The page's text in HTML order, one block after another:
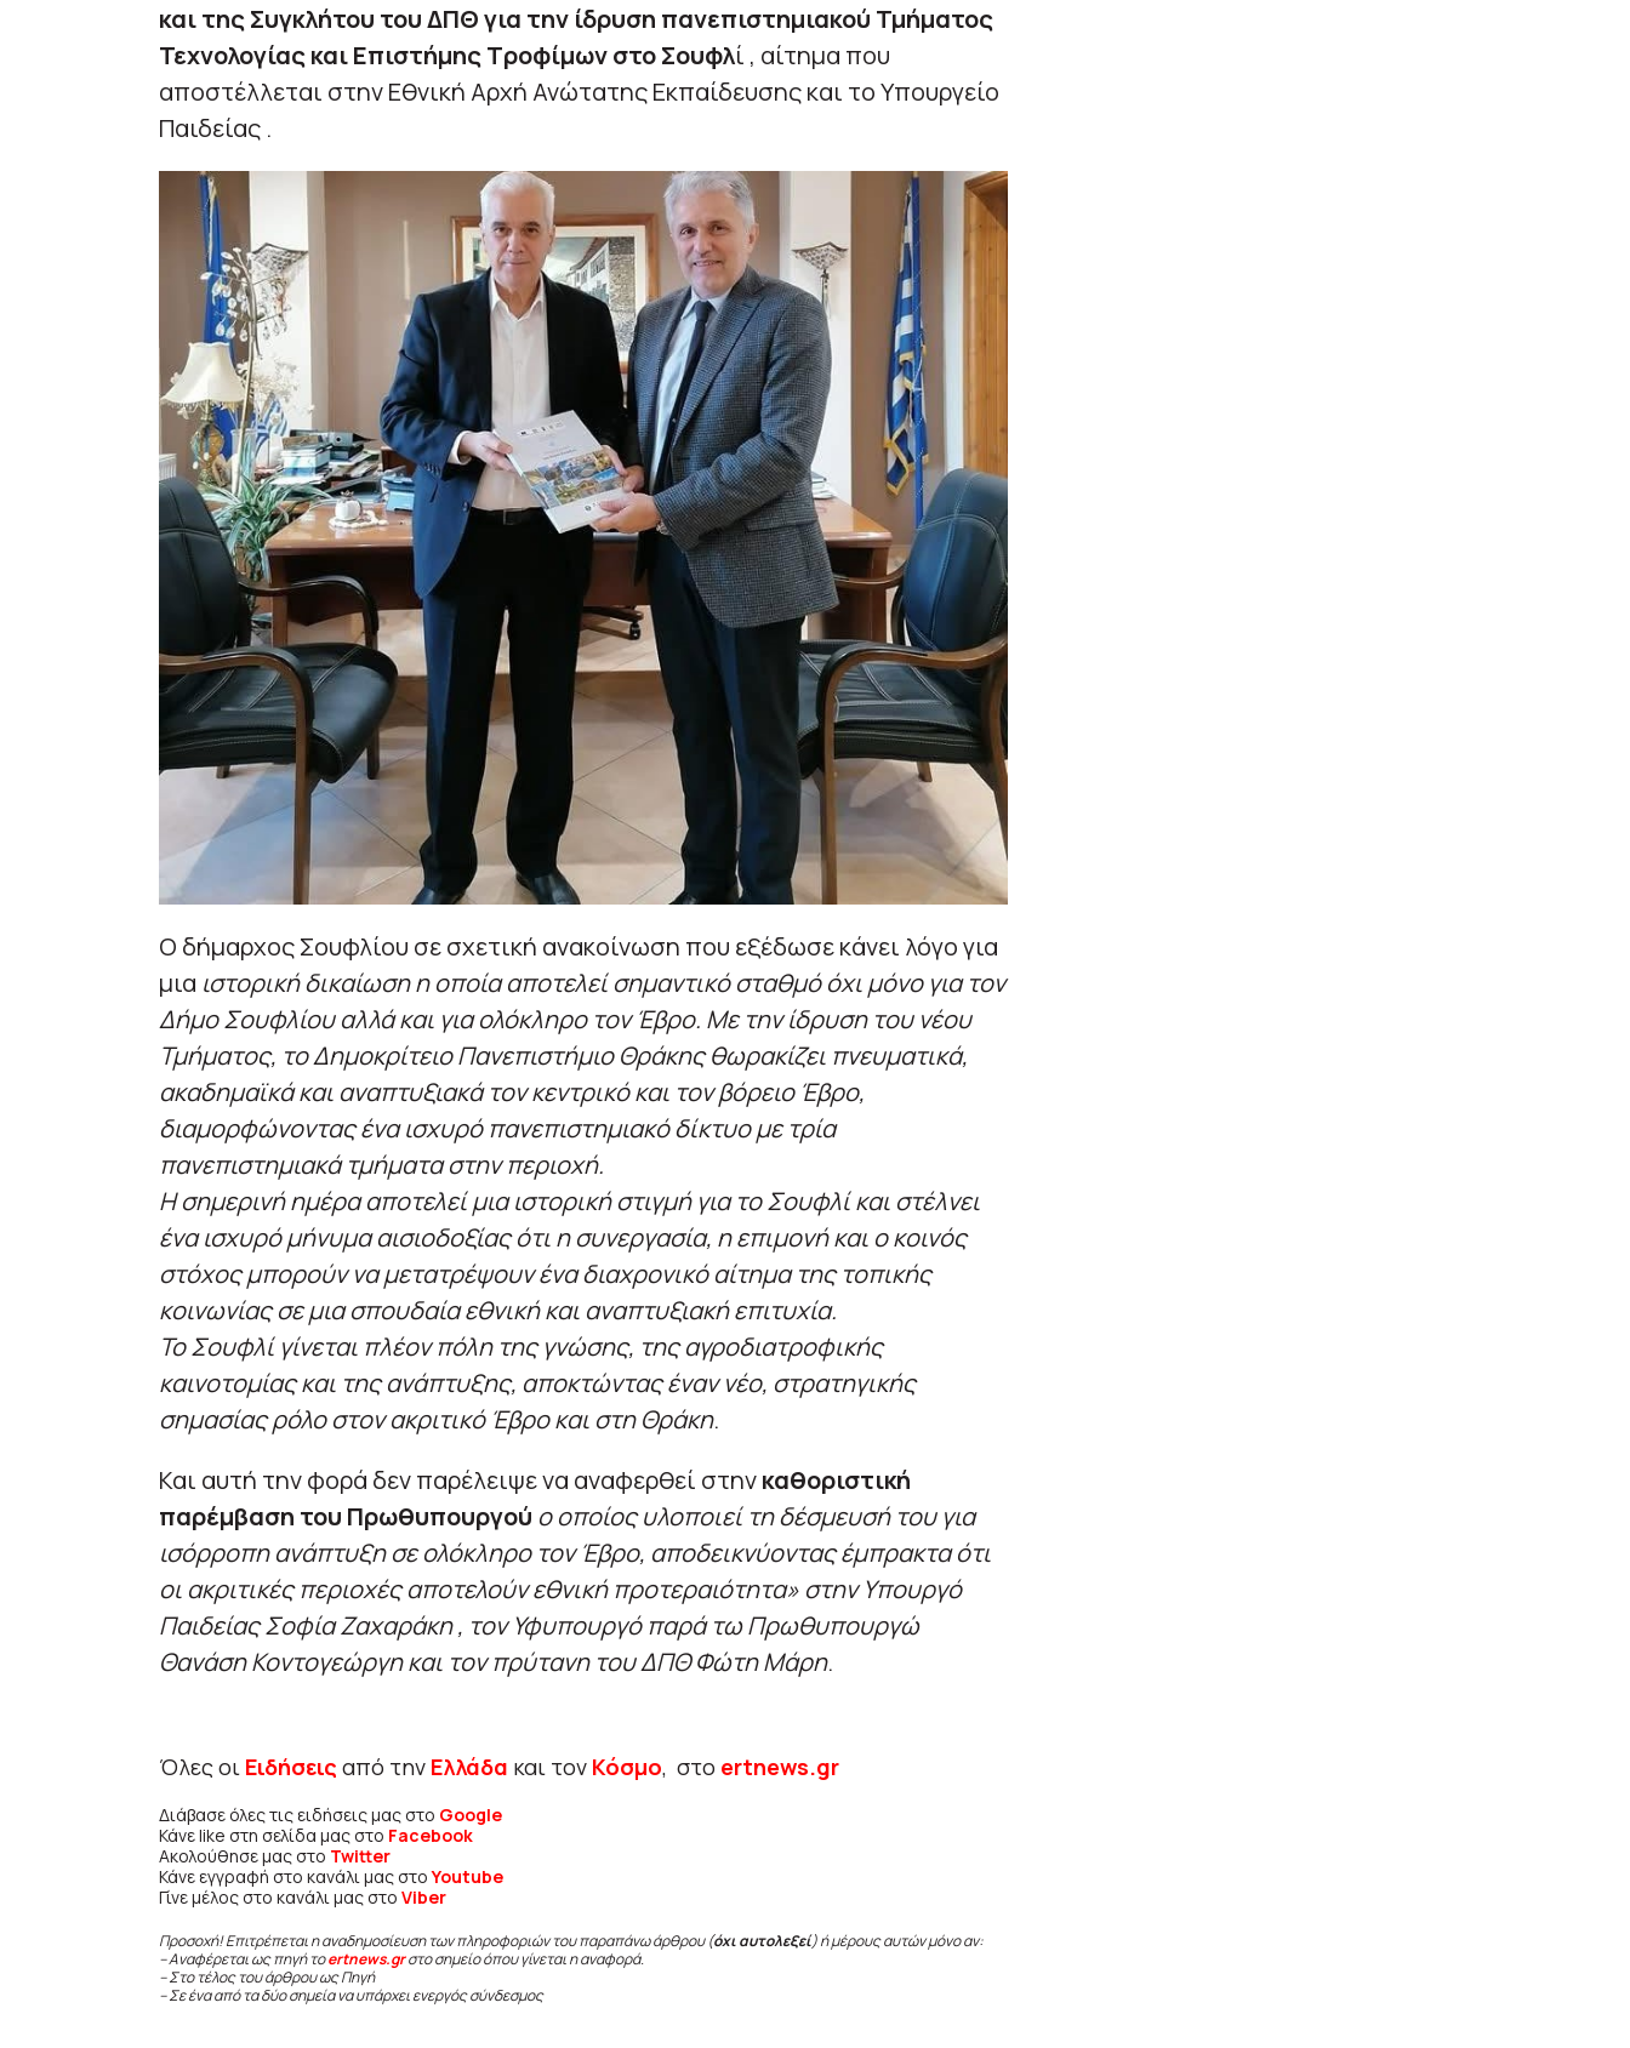
και της Συγκλήτου του ΔΠΘ για την ίδρυση πανεπιστημιακού Τμήματος
Τεχνολογίας και Επιστήμης Τροφίμων στο Σουφλί , αίτημα που
αποστέλλεται στην Εθνική Αρχή Ανώτατης Εκπαίδευσης και το Υπουργείο
Παιδείας .
Ο δήμαρχος Σουφλίου σε σχετική ανακοίνωση που εξέδωσε κάνει λόγο για
μια ιστορική δικαίωση η οποία αποτελεί σημαντικό σταθμό όχι μόνο για τον
Δήμο Σουφλίου αλλά και για ολόκληρο τον Έβρο. Με την ίδρυση του νέου
Τμήματος, το Δημοκρίτειο Πανεπιστήμιο Θράκης θωρακίζει πνευματικά,
ακαδημαϊκά και αναπτυξιακά τον κεντρικό και τον βόρειο Έβρο,
διαμορφώνοντας ένα ισχυρό πανεπιστημιακό δίκτυο με τρία
πανεπιστημιακά τμήματα στην περιοχή.
Η σημερινή ημέρα αποτελεί μια ιστορική στιγμή για το Σουφλί και στέλνει
ένα ισχυρό μήνυμα αισιοδοξίας ότι η συνεργασία, η επιμονή και ο κοινός
στόχος μπορούν να μετατρέψουν ένα διαχρονικό αίτημα της τοπικής
κοινωνίας σε μια σπουδαία εθνική και αναπτυξιακή επιτυχία.
Το Σουφλί γίνεται πλέον πόλη της γνώσης, της αγροδιατροφικής
καινοτομίας και της ανάπτυξης, αποκτώντας έναν νέο, στρατηγικής
σημασίας ρόλο στον ακριτικό Έβρο και στη Θράκη.
Και αυτή την φορά δεν παρέλειψε να αναφερθεί στηνκαθοριστική
παρέμβαση του Πρωθυπουργού ο οποίος υλοποιεί τη δέσμευσή του για
ισόρροπη ανάπτυξη σε ολόκληρο τον Έβρο, αποδεικνύοντας έμπρακτα ότι
οι ακριτικές περιοχές αποτελούν εθνική προτεραιότητα» στην Υπουργό
Παιδείας Σοφία Ζαχαράκη , τον Υφυπουργό παρά τω Πρωθυπουργώ
Θανάση Κοντογεώργη και τον πρύτανη του ΔΠΘ Φώτη Μάρη.
Όλες οι Ειδήσεις από την Ελλάδα και τον Κόσμο, στο ertnews.gr
Διάβασε όλες τις ειδήσεις μας στο Google
Κάνε like στη σελίδα μας στο Facebook
Ακολούθησε μας στο Twitter
Κάνε εγγραφή στο κανάλι μας στοYoutube
Γίνε μέλος στο κανάλι μας στο Viber
Προσοχή! Επιτρέπεται η αναδημοσίευση των πληροφοριών του παραπάνω άρθρου (όχι αυτολεξεί) ή μέρους αυτών μόνο αν:
– Αναφέρεται ως πηγή τοertnews.gr στο σημείο όπου γίνεται η αναφορά.
– Στο τέλος του άρθρου ως Πηγή
– Σε ένα από τα δύο σημεία να υπάρχει ενεργός σύνδεσμος